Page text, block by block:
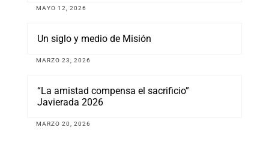
MAYO 12, 2026
Un siglo y medio de Misión
MARZO 23, 2026
“La amistad compensa el sacrificio”
Javierada 2026
MARZO 20, 2026